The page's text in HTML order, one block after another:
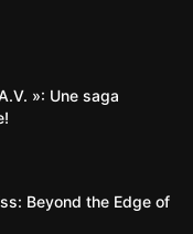
»: Une saga
Beyond the Edge of